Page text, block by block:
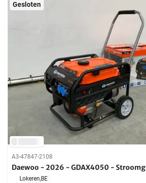
Gesloten
A3-47847-2108
Daewoo - 2026 - GDAX4050 -
Lokeren,BE